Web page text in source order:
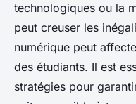
technologiques ou la
peut creuser les
numérique peut
des étudiants. Il est
stratégies pour